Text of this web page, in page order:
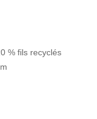
% fils recyclés